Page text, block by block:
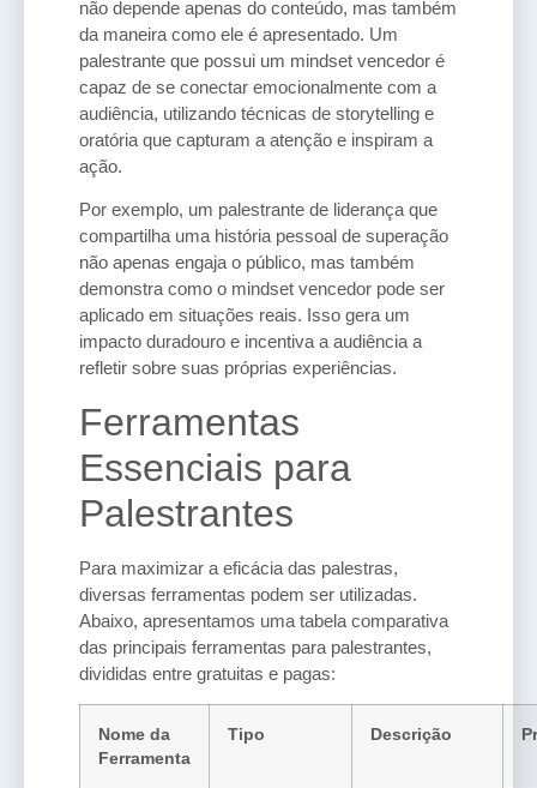
não depende apenas do conteúdo, mas também
da maneira como ele é apresentado. Um
palestrante que possui um mindset vencedor é
capaz de se conectar emocionalmente com a
audiência, utilizando técnicas de storytelling e
oratória que capturam a atenção e inspiram a
ação.
Por exemplo, um palestrante de liderança que
compartilha uma história pessoal de superação
não apenas engaja o público, mas também
demonstra como o mindset vencedor pode ser
aplicado em situações reais. Isso gera um
impacto duradouro e incentiva a audiência a
refletir sobre suas próprias experiências.
Ferramentas
Essenciais para
Palestrantes
Para maximizar a eficácia das palestras,
diversas ferramentas podem ser utilizadas.
Abaixo, apresentamos uma tabela comparativa
das principais ferramentas para palestrantes,
divididas entre gratuitas e pagas:
Nome da
Ferramenta
Tipo Descrição